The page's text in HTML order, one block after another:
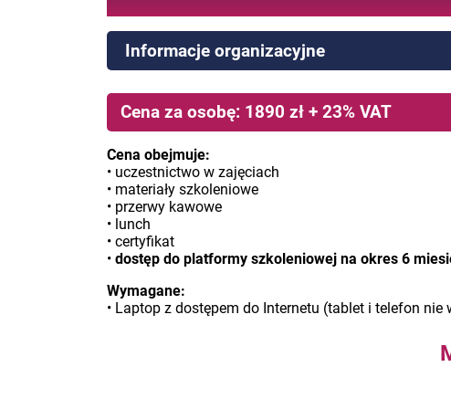
Informacje organizacyjne
Cena za osobę: 1890 zł + 23% VAT
Cena obejmuje:
• uczestnictwo w zajęciach
• materiały szkoleniowe
• przerwy kawowe
• lunch
• certyfikat
• dostęp do platformy szkoleniowej na okres 6
Wymagane:
• Laptop z dostępem do Internetu (tablet i telefon nie